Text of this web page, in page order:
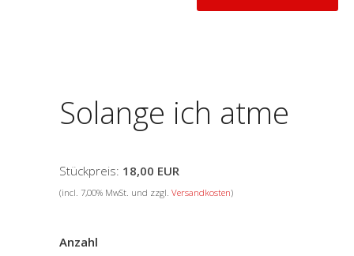
Solange ich atme
Stückpreis: 18,00 EUR
(incl. 7,00% MwSt. und zzgl. Versandkosten)
Anzahl